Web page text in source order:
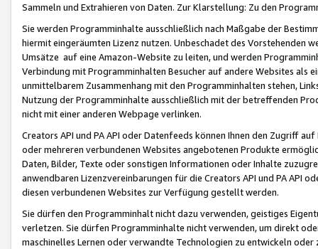
Sammeln und Extrahieren von Daten. Zur Klarstellung: Zu den
Sie werden Programminhalte ausschließlich nach Maßgabe der
hiermit eingeräumten Lizenz nutzen. Unbeschadet des Vorstehenden
Umsätze auf eine Amazon-Website zu leiten, und werden
Verbindung mit Programminhalten Besucher auf andere Websites als
unmittelbarem Zusammenhang mit den Programminhalten stehen,
Nutzung der Programminhalte ausschließlich mit der betreffenden
nicht mit einer anderen Webpage verlinken.
Creators API und PA API oder Datenfeeds können Ihnen den Zugriff
oder mehreren verbundenen Websites angebotenen Produkte
Daten, Bilder, Texte oder sonstigen Informationen oder Inhalte
anwendbaren Lizenzvereinbarungen für die Creators API und PA API
diesen verbundenen Websites zur Verfügung gestellt werden.
Sie dürfen den Programminhalt nicht dazu verwenden, geistiges
verletzen. Sie dürfen Programminhalte nicht verwenden, um direkt
maschinelles Lernen oder verwandte Technologien zu entwickeln